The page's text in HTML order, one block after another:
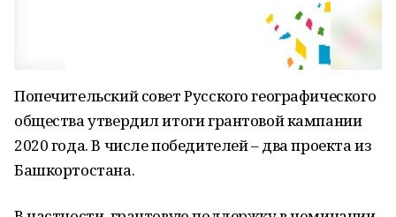
Попечительский совет Русского географического
общества утвердил итоги грантовой кампании
2020 года. В числе победителей – два проекта из
Башкортостана.